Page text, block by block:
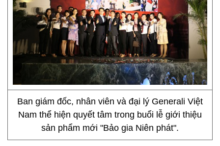
Ban giám đốc, nhân viên và đại lý Generali Việt
Nam thể hiện quyết tâm trong buổi lễ giới thiệu
sản phẩm mới "Bảo gia Niên phát".